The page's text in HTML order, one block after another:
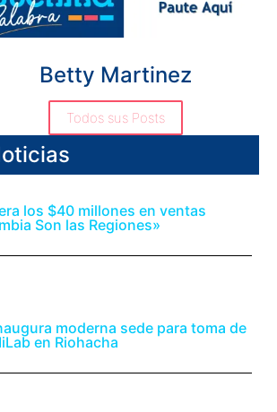
Betty Martinez
Todos sus Posts
los $40 millones en ventas
Son las Regiones»
moderna sede para toma de
en Riohacha